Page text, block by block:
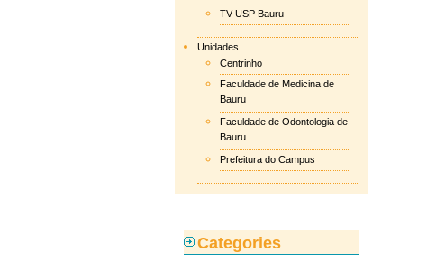
TV USP Bauru
Unidades
Centrinho
Faculdade de Medicina de
Bauru
Faculdade de Odontologia de
Bauru
Prefeitura do Campus
Categories